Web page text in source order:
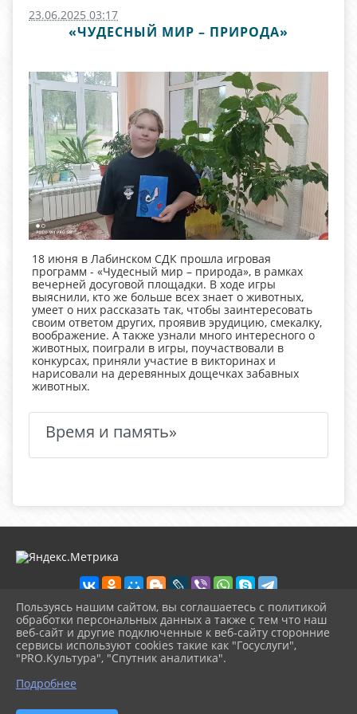
23.06.2025 03:17
«ЧУДЕСНЫЙ МИР – ПРИРОДА»
18 июня в Лабинском СДК прошла игровая
программ - «Чудесный мир – природа», в рамках
вечерней досуговой площадки. В ходе игры
выяснили, кто же больше всех знает о животных,
умеет о них рассказать так, чтобы заинтересовать
своим ответом других, проявив эрудицию, смекалку,
воображение. А также узнали много интересного о
животных, поиграли в игры, поучаствовали в
конкурсах, приняли участие в викторинах и
нарисовали на деревянных дощечках забавных
животных.
Время и память»
2026 г. ckd-urg.ru
Вход
Карта сайта
Политика обработки персональных данных
Сделано на KubCMS
Пользуясь нашим сайтом, вы соглашаетесь с политикой
обработки персональных данных а также с тем что наш
веб-сайт и другие подключенные к веб-сайту сторонние
сервисы используют cookies такие как "Госуслуги",
"PRO.Культура", "Спутник аналитика".
Подробнее